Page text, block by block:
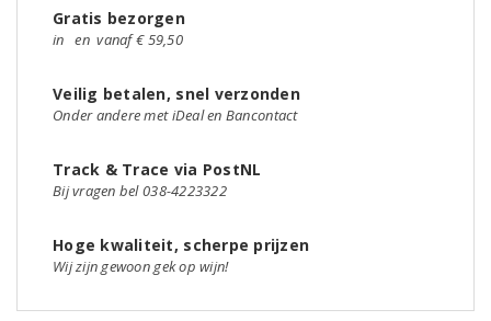
Gratis bezorgen
in en vanaf € 59,50
Veilig betalen, snel verzonden
Onder andere met iDeal en Bancontact
Track & Trace via PostNL
Bij vragen bel 038-4223322
Hoge kwaliteit, scherpe prijzen
Wij zijn gewoon gek op wijn!